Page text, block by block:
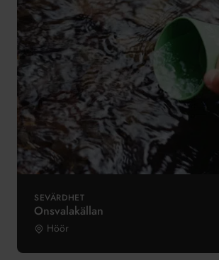
SEVÄRDHET
Onsvalakällan
Höör